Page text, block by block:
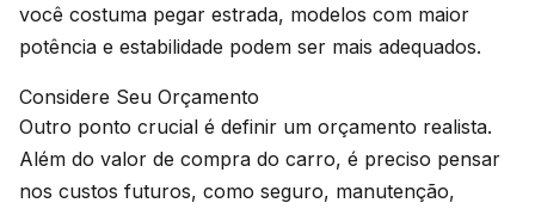
você costuma pegar estrada, modelos com maior
potência e estabilidade podem ser mais adequados.
Considere Seu Orçamento
Outro ponto crucial é definir um orçamento realista.
Além do valor de compra do carro, é preciso pensar
nos custos futuros, como seguro, manutenção,